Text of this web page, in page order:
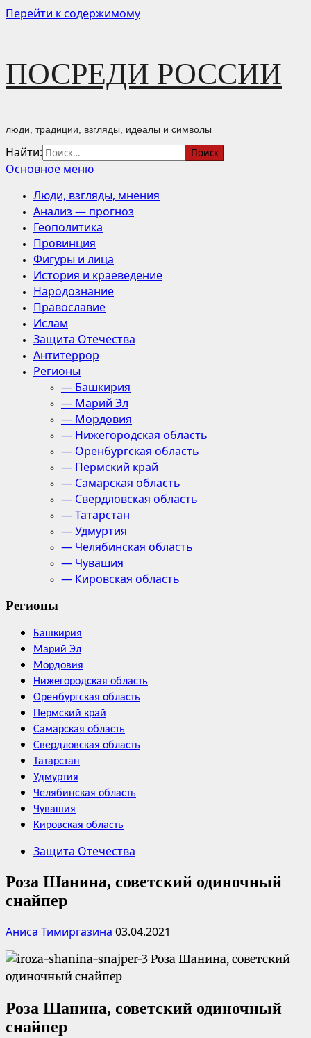
Перейти к содержимому
ПОСРЕДИ РОССИИ
люди, традиции, взгляды, идеалы и символы
Найти:
Основное меню
Люди, взгляды, мнения
Анализ — прогноз
Геополитика
Провинция
Фигуры и лица
История и краеведение
Народознание
Православие
Ислам
Защита Отечества
Антитеррор
Регионы
— Башкирия
— Марий Эл
— Мордовия
— Нижегородская область
— Оренбургская область
— Пермский край
— Самарская область
— Свердловская область
— Татарстан
— Удмуртия
— Челябинская область
— Чувашия
— Кировская область
Регионы
Башкирия
Марий Эл
Мордовия
Нижегородская область
Оренбургская область
Пермский край
Самарская область
Свердловская область
Татарстан
Удмуртия
Челябинская область
Чувашия
Кировская область
Защита Отечества
Роза Шанина, советский одиночный
снайпер
Аниса Тимиргазина 03.04.2021
Роза Шанина, советский одиночный
снайпер